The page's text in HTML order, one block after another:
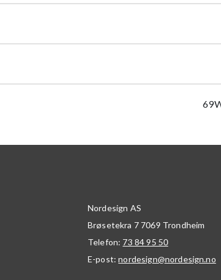
Nordesign AS
Brøsetekra 7 7069 Trondheim
Telefon: 73 84 95 50
E-post:nordesign@nordesign.no